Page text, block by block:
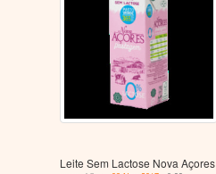
Leite Sem Lactose Nova Açores